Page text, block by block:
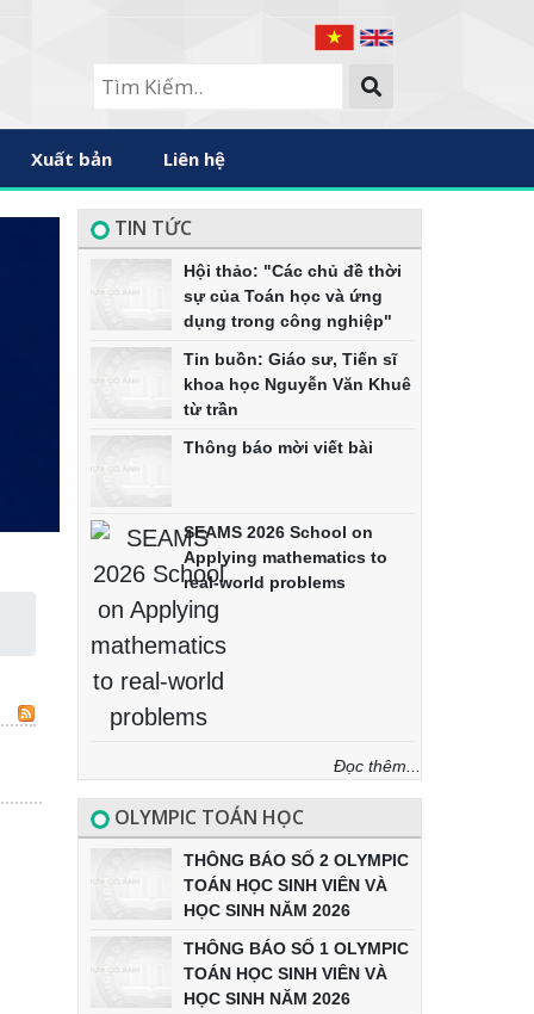
Xuất bản Liên hệ
TIN TỨC
Hội thảo: "Các chủ đề thời
sự của Toán học và ứng
dụng trong công nghiệp"
Tin buồn: Giáo sư, Tiến sĩ
khoa học Nguyễn Văn Khuê
từ trần
Thông báo mời viết bài
SEAMS 2026 School on
Applying mathematics to
real-world problems
Đọc thêm...
OLYMPIC TOÁN HỌC
THÔNG BÁO SỐ 2 OLYMPIC
TOÁN HỌC SINH VIÊN VÀ
HỌC SINH NĂM 2026
THÔNG BÁO SỐ 1 OLYMPIC
TOÁN HỌC SINH VIÊN VÀ
HỌC SINH NĂM 2026